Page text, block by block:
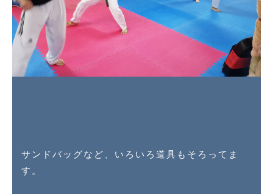
サンドバッグなど、いろいろ道具もそろってま
す。